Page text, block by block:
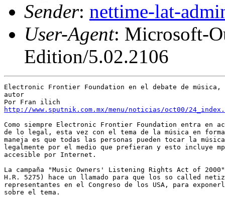
Sender: nettime-lat-
User-Agent: Microsoft-
Edition/5.02.2106
Electronic Frontier Foundation en el debate de música,
autor
http://www.sputnik.com.mx/menu/noticias/oct00/
Como siempre Electronic Frontier Foundation entra en
de lo legal, esta vez con el tema de la música en
maneja es que todas las personas pueden tocar la música
legalmente por el medio que prefieran y esto incluye
accesible por Internet.
La campaña "Music Owners' Listening Rights Act of
H.R. 5275) hace un llamado para que los so called
representantes en el Congreso de los USA, para
sobre el tema.